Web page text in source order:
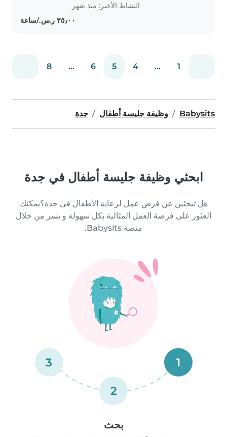
النشاط الأخير: منذ شهر
1
...
4
5
6
...
8
Babysits وظيفة جليسة أطفال جدة
ابحثي وظيفة جليسة أطفال في جدة
هل تبحثين عن فرص عمل لرعاية الأطفال في جدة؟يمكنك
العثور على فرصة العمل المثالية بكل سهولة و يسر من خلال
منصة Babysits.
1
2
3
بحث